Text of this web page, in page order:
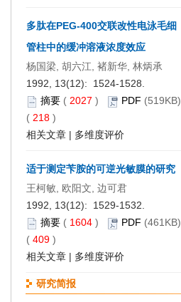
多肽在PEG-400交联改性电泳毛细
管柱中的缓冲溶液浓度效应
杨国梁, 胡六江, 褚新华, 林炳承
1992, 13(12): 1524-1528.
摘要 ( 2027 ) PDF (519KB)
( 218 )
相关文章 | 多维度评价
适于测定苄胺的可逆光敏膜的研究
王柯敏, 欧阳文, 边可君
1992, 13(12): 1529-1532.
摘要 ( 1604 ) PDF (461KB)
( 409 )
相关文章 | 多维度评价
研究简报